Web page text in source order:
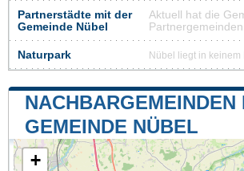
Partnerstädte mit der
Gemeinde Nübel
Aktuell hat die
Partnergemeinden
Naturpark Nübel liegt in keinem
NACHBARGEMEINDEN
GEMEINDE NÜBEL
+